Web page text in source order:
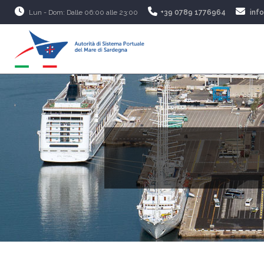
Lun - Dom: Dalle 06:00 alle 23:00 +39 0789 1776964